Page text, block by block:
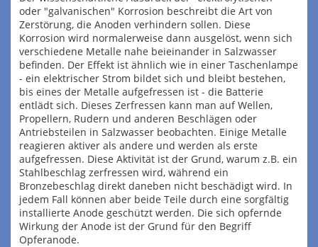
oder "galvanischen" Korrosion beschreibt die Art von
Zerstörung, die Anoden verhindern sollen. Diese
Korrosion wird normalerweise dann ausgelöst, wenn sich
verschiedene Metalle nahe beieinander in Salzwasser
befinden. Der Effekt ist ähnlich wie in einer Taschenlampe
- ein elektrischer Strom bildet sich und bleibt bestehen,
bis eines der Metalle aufgefressen ist - die Batterie
entlädt sich. Dieses Zerfressen kann man auf Wellen,
Propellern, Rudern und anderen Beschlägen oder
Antriebsteilen in Salzwasser beobachten. Einige Metalle
reagieren aktiver als andere und werden als erste
aufgefressen. Diese Aktivität ist der Grund, warum z.B. ein
Stahlbeschlag zerfressen wird, während ein
Bronzebeschlag direkt daneben nicht beschädigt wird. In
jedem Fall können aber beide Teile durch eine sorgfältig
installierte Anode geschützt werden. Die sich opfernde
Wirkung der Anode ist der Grund für den Begriff
Opferanode.